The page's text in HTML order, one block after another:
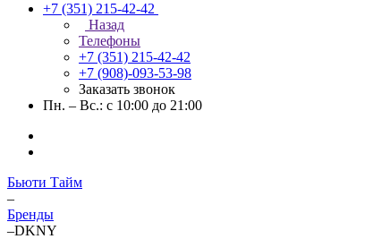
+7 (351) 215-42-42
Назад
Телефоны
+7 (351) 215-42-42
+7 (908)-093-53-98
Заказать звонок
Пн. – Вс.: с 10:00 до 21:00
Бьюти Тайм
–
Бренды
–DKNY